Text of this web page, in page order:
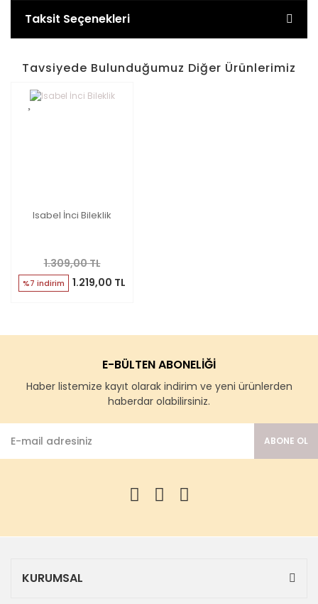
Taksit Seçenekleri
Tavsiyede Bulunduğumuz Diğer Ürünlerimiz
Isabel İnci Bileklik
1.309,00 TL
%7 indirim 1.219,00 TL
E-BÜLTEN ABONELİĞİ
Haber listemize kayıt olarak indirim ve yeni ürünlerden
haberdar olabilirsiniz.
ABONE OL
KURUMSAL